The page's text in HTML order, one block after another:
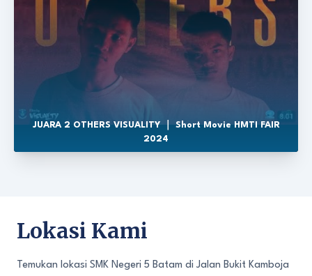
JUARA 2 OTHERS VISUALITY ｜ Short Movie HMTI FAIR
2024
Lokasi Kami
Temukan lokasi SMK Negeri 5 Batam di Jalan Bukit Kamboja